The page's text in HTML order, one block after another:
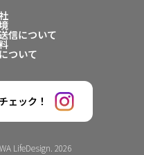
信について
ついて
ェック！
LifeDesign. 2026